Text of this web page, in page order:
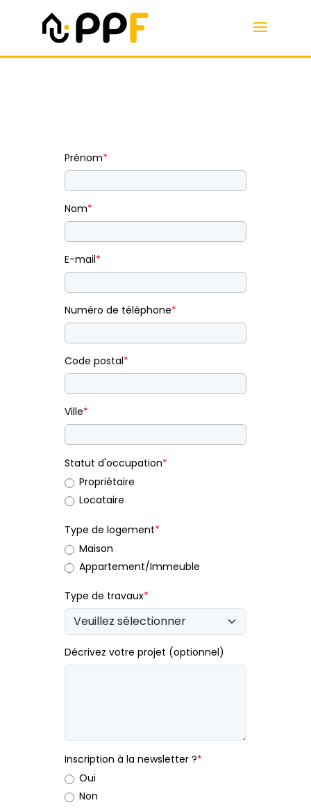
Prénom*
Nom*
E-mail*
Numéro de téléphone*
Code postal*
Ville*
Statut d'occupation*
Propriétaire
Locataire
Type de logement*
Maison
Appartement/Immeuble
Type de travaux*
Décrivez votre projet (optionnel)
Inscription à la newsletter ?*
Oui
Non